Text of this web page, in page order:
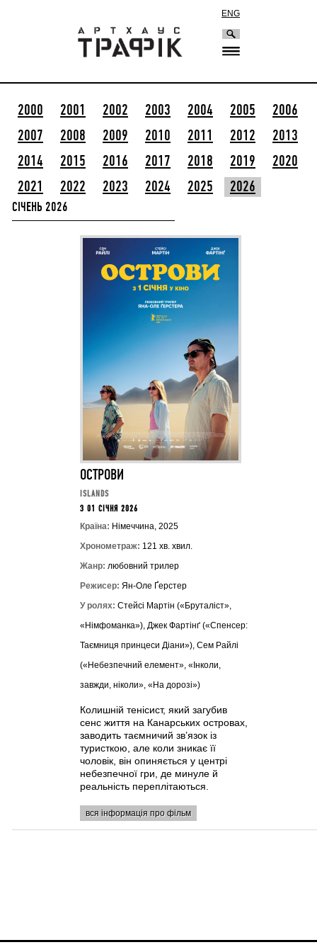
ENG
2000 2001 2002 2003 2004 2005
2006
2007
2008 2009 2010 2011 2012
2013
2014
2015 2016 2017 2018 2019
2020
2021
2022 2023 2024 2025 2026
СІЧЕНЬ 2026
ОСТРОВИ
ISLANDS
З 01 СІЧНЯ 2026
Країна: Німеччина, 2025
Хронометраж: 121 хв. хвил.
Жанр: любовний трилер
Режисер: Ян-Оле Ґерстер
У ролях: Стейсі Мартін («Бруталіст»,
«Німфоманка»), Джек Фартінґ («Спенсер:
Таємниця принцеси Діани»), Сем Райлі
(«Небезпечний елемент», «Інколи,
завжди, ніколи», «На дорозі»)
Колишній тенісист, який загубив
сенс життя на Канарських островах,
заводить таємничий зв’язок із
туристкою, але коли зникає її
чоловік, він опиняється у центрі
небезпечної гри, де минуле й
реальність переплітаються.
вся інформація про фільм